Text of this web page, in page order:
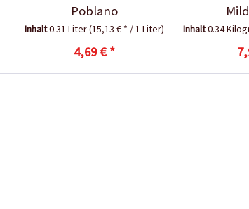
Poblano
Inhalt0.31 Liter(15,13 € * / 1 Liter)
4,69 € *
Inhalt0.34